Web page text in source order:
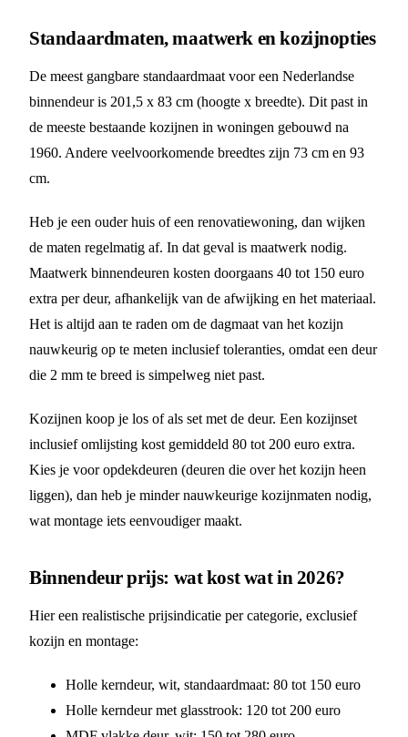
Standaardmaten, maatwerk en kozijnopties
De meest gangbare standaardmaat voor een Nederlandse
binnendeur is 201,5 x 83 cm (hoogte x breedte). Dit past in
de meeste bestaande kozijnen in woningen gebouwd na
1960. Andere veelvoorkomende breedtes zijn 73 cm en 93
cm.
Heb je een ouder huis of een renovatiewoning, dan wijken
de maten regelmatig af. In dat geval is maatwerk nodig.
Maatwerk binnendeuren kosten doorgaans 40 tot 150 euro
extra per deur, afhankelijk van de afwijking en het materiaal.
Het is altijd aan te raden om de dagmaat van het kozijn
nauwkeurig op te meten inclusief toleranties, omdat een deur
die 2 mm te breed is simpelweg niet past.
Kozijnen koop je los of als set met de deur. Een kozijnset
inclusief omlijsting kost gemiddeld 80 tot 200 euro extra.
Kies je voor opdekdeuren (deuren die over het kozijn heen
liggen), dan heb je minder nauwkeurige kozijnmaten nodig,
wat montage iets eenvoudiger maakt.
Binnendeur prijs: wat kost wat in 2026?
Hier een realistische prijsindicatie per categorie, exclusief
kozijn en montage:
Holle kerndeur, wit, standaardmaat: 80 tot 150 euro
Holle kerndeur met glasstrook: 120 tot 200 euro